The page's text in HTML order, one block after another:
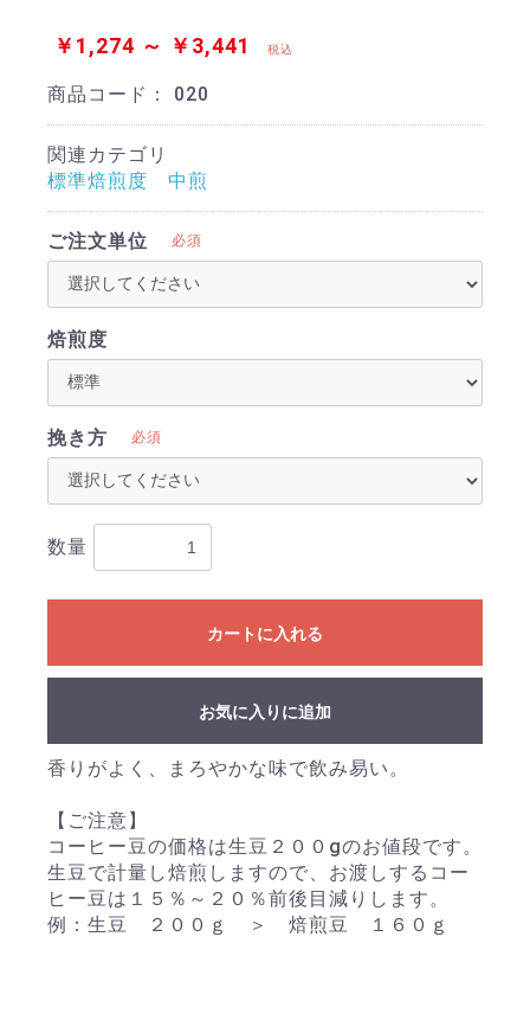
￥1,274 ～ ￥3,441 税込
商品コード： 020
関連カテゴリ
標準焙煎度 中煎
ご注文単位 必須
焙煎度
挽き方 必須
数量
カートに入れる
お買い物を続ける カートへ進む
お気に入りに追加
香りがよく、まろやかな味で飲み易い。
【ご注意】
コーヒー豆の価格は生豆２００gのお値段です。
生豆で計量し焙煎しますので、お渡しするコー
ヒー豆は１５％～２０％前後目減りします。
例：生豆 ２００ｇ ＞ 焙煎豆 １６０ｇ